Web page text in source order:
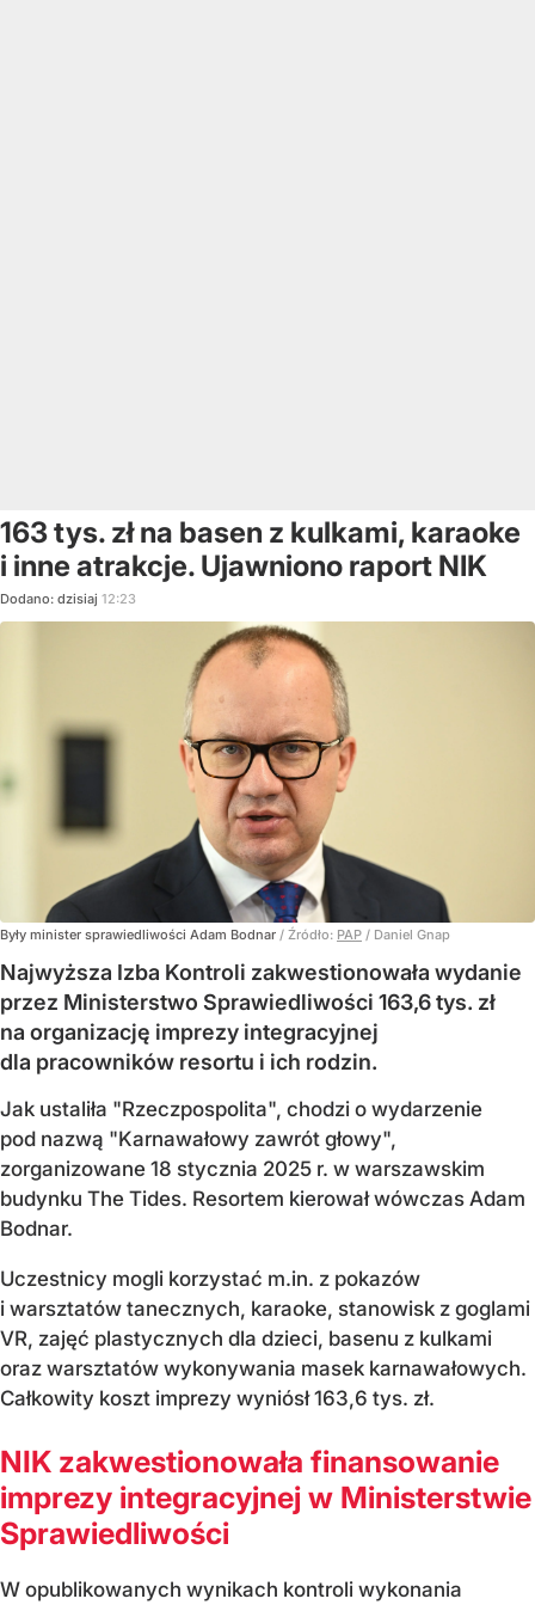
163 tys. zł na basen z kulkami, karaoke
i inne atrakcje. Ujawniono raport NIK
Dodano: dzisiaj 12:23
Były minister sprawiedliwości Adam Bodnar / Źródło: PAP / Daniel Gnap
Najwyższa Izba Kontroli zakwestionowała wydanie
przez Ministerstwo Sprawiedliwości 163,6 tys. zł
na organizację imprezy integracyjnej
dla pracowników resortu i ich rodzin.
Jak ustaliła "Rzeczpospolita", chodzi o wydarzenie
pod nazwą "Karnawałowy zawrót głowy",
zorganizowane 18 stycznia 2025 r. w warszawskim
budynku The Tides. Resortem kierował wówczas Adam
Bodnar.
Uczestnicy mogli korzystać m.in. z pokazów
i warsztatów tanecznych, karaoke, stanowisk z goglami
VR, zajęć plastycznych dla dzieci, basenu z kulkami
oraz warsztatów wykonywania masek karnawałowych.
Całkowity koszt imprezy wyniósł 163,6 tys. zł.
NIK zakwestionowała finansowanie
imprezy integracyjnej w Ministerstwie
Sprawiedliwości
W opublikowanych wynikach kontroli wykonania